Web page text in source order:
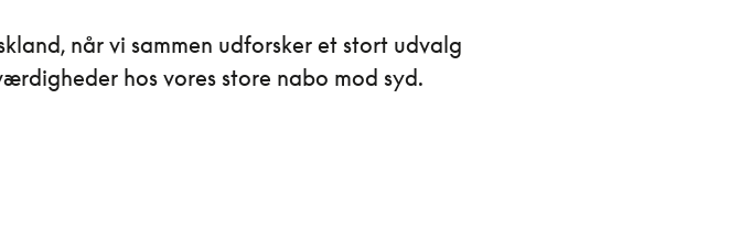
når vi sammen udforsker et stort udvalg
hos vores store nabo mod syd.